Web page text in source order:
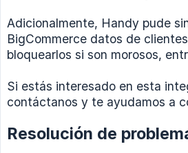
Adicionalmente, Handy pude
BigCommerce datos de
bloquearlos si son morosos,
Si estás interesado en esta
contáctanos y te ayudamos a
Resolución de